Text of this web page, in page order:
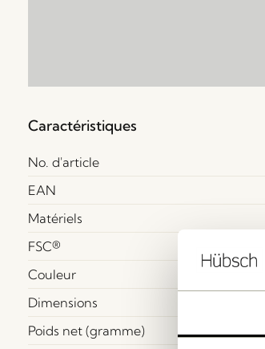
Caractéristiques
No. d'article
EAN
Matériels
FSC®
Couleur
Dimensions
Poids net (gramme)